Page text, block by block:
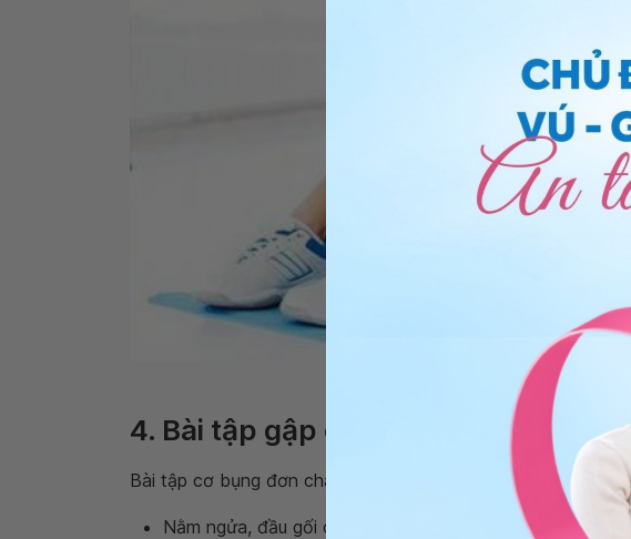
Bài tập giúp tăng cường các cơ cốt lõi
4. Bài tập gập cơ bụng một chân
Bài tập cơ bụng đơn chân một bài tập sức mạnh cốt lõi phổ
Nằm ngửa, đầu gối cong. Giữ lưng của bạn ở vị trí trung